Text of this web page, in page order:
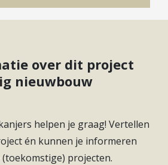
over dit project
nieuwbouw
helpen je graag! Vertellen
én kunnen je informeren
projecten.